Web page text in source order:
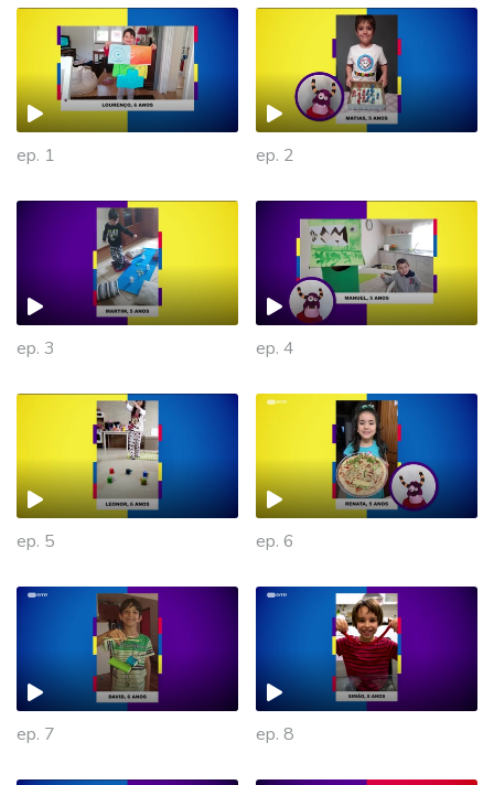
ep. 1 ep. 2
ep. 3 ep. 4
ep. 5 ep. 6
ep. 7 ep. 8